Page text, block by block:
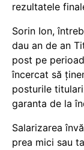
rezultatele
Sorin Ion,
dau an de an
post pe
încercat să
posturile
garanta de la
Salarizarea
prea mici sau